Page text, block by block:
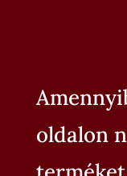
oldalon